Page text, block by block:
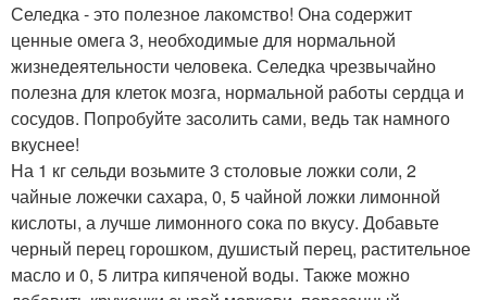
Селедка - это полезное лакомство! Она содержит
ценные омега 3, необходимые для нормальной
жизнедеятельности человека. Селедка чрезвычайно
полезна для клеток мозга, нормальной работы сердца и
сосудов. Попробуйте засолить сами, ведь так намного
вкуснее!
На 1 кг сельди возьмите 3 столовые ложки соли, 2
чайные ложечки сахара, 0, 5 чайной ложки лимонной
кислоты, а лучше лимонного сока по вкусу. Добавьте
черный перец горошком, душистый перец, растительное
масло и 0, 5 литра кипяченой воды. Также можно